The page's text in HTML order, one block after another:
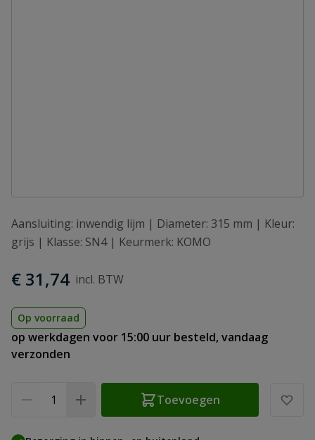
Aansluiting: inwendig lijm | Diameter: 315 mm | Kleur:
grijs | Klasse: SN4 | Keurmerk: KOMO
€ 31,74
Op voorraad
op werkdagen voor 15:00 uur besteld, vandaag
verzonden
Toevoegen